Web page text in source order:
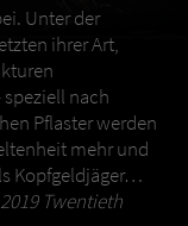
Unter der
ihrer Art,
nach
Pflaster werden
mehr und
Kopfgeldjäger…
Twentieth